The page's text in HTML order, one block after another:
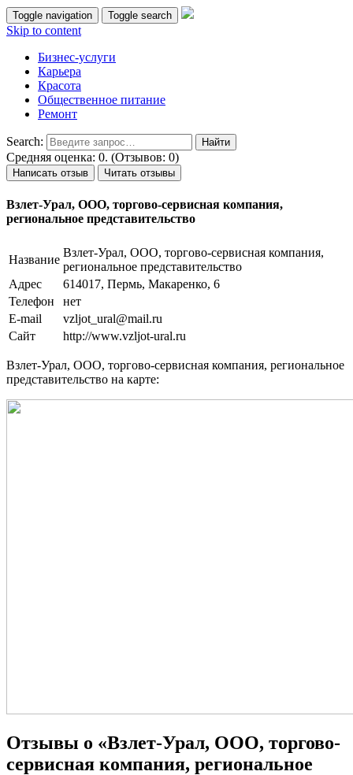
Toggle navigation Toggle search
Skip to content
Бизнес-услуги
Карьера
Красота
Общественное питание
Ремонт
Search:
Средняя оценка: 0. (Отзывов: 0)
Написать отзыв Читать отзывы
Взлет-Урал, ООО, торгово-сервисная компания,
региональное представительство
Название
Взлет-Урал, ООО, торгово-сервисная компания,
региональное представительство
Адрес
614017, Пермь, Макаренко, 6
Телефон
нет
E-mail
vzljot_ural@mail.ru
Сайт
http://www.vzljot-ural.ru
Взлет-Урал, ООО, торгово-сервисная компания, региональное
представительство на карте:
Отзывы о «Взлет-Урал, ООО, торгово-
сервисная компания, региональное